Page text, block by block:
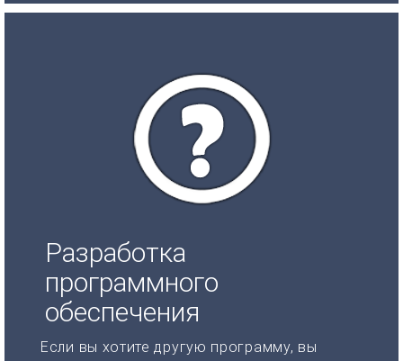
Разработка
программного
обеспечения
Если вы хотите другую программу, вы